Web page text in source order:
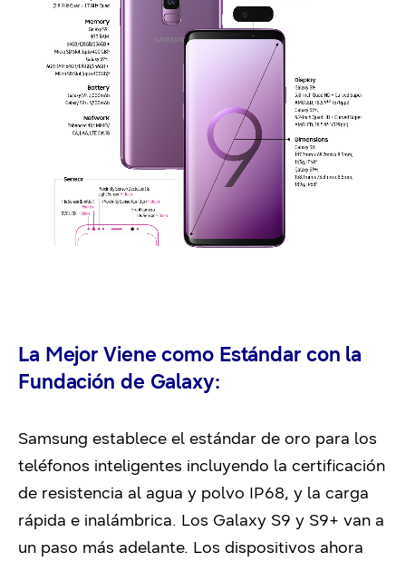
La Mejor Viene como Estándar con la
Fundación de Galaxy:
Samsung establece el estándar de oro para los
teléfonos inteligentes incluyendo la certificación
de resistencia al agua y polvo IP68, y la carga
rápida e inalámbrica. Los Galaxy S9 y S9+ van a
un paso más adelante. Los dispositivos ahora